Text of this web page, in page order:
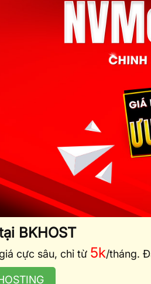
BKHOST
cực sâu, chỉ từ 5k/tháng.